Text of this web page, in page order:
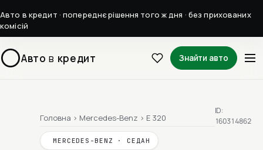
Авто в кредит · попереднє рішення того ж дня · без прихованих
комісій
Авто в кредит Знайти авто
Головна › Mercedes-Benz › E 320
MERCEDES-BENZ · СЕДАН
ID:
160314862